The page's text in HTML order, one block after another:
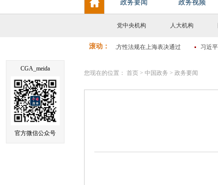
CGA_meida
官方微信公众号
党中央机构 人大机构
您现在的位置： 首页 > 中国政务 > 政务要闻